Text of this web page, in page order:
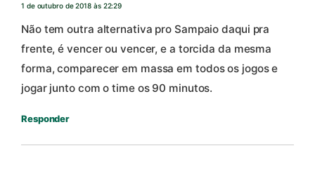
1 de outubro de 2018 às 22:29
Não tem outra alternativa pro Sampaio daqui pra
frente, é vencer ou vencer, e a torcida da mesma
forma, comparecer em massa em todos os jogos e
jogar junto com o time os 90 minutos.
Responder